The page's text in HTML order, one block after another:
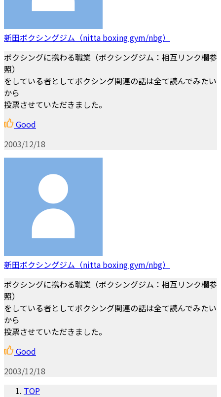
新田ボクシングジム（nitta boxing gym/nbg）
ボクシングに携わる職業（ボクシングジム：相互リンク欄参
照）
をしている者としてボクシング関連の話は全て読んでみたい
から
投票させていただきました。
Good
2003/12/18
新田ボクシングジム（nitta boxing gym/nbg）
ボクシングに携わる職業（ボクシングジム：相互リンク欄参
照）
をしている者としてボクシング関連の話は全て読んでみたい
から
投票させていただきました。
Good
2003/12/18
TOP